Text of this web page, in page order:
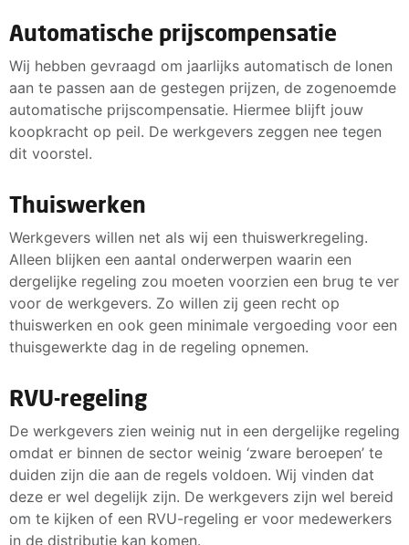
Automatische prijscompensatie
Wij hebben gevraagd om jaarlijks automatisch de lonen
aan te passen aan de gestegen prijzen, de zogenoemde
automatische prijscompensatie. Hiermee blijft jouw
koopkracht op peil. De werkgevers zeggen nee tegen
dit voorstel.
Thuiswerken
Werkgevers willen net als wij een thuiswerkregeling.
Alleen blijken een aantal onderwerpen waarin een
dergelijke regeling zou moeten voorzien een brug te ver
voor de werkgevers. Zo willen zij geen recht op
thuiswerken en ook geen minimale vergoeding voor een
thuisgewerkte dag in de regeling opnemen.
RVU-regeling
De werkgevers zien weinig nut in een dergelijke regeling
omdat er binnen de sector weinig ‘zware beroepen’ te
duiden zijn die aan de regels voldoen. Wij vinden dat
deze er wel degelijk zijn. De werkgevers zijn wel bereid
om te kijken of een RVU-regeling er voor medewerkers
in de distributie kan komen.